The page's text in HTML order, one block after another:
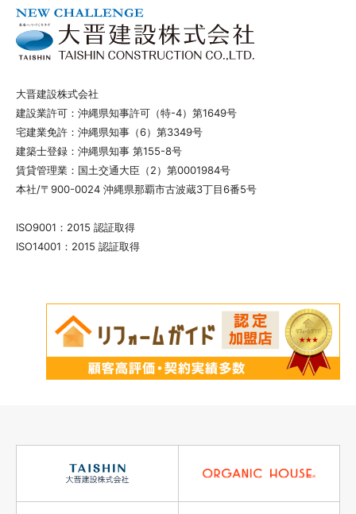
大晋建設株式会社
建設業許可：沖縄県知事許可（特-4）第1649号
宅建業免許：沖縄県知事（6）第3349号
建築士登録：沖縄県知事 第155-8号
賃貸管理業：国土交通大臣（2）第0001984号
本社/〒900-0024 沖縄県那覇市古波蔵3丁目6番5号
ISO9001：2015 認証取得
ISO14001：2015 認証取得